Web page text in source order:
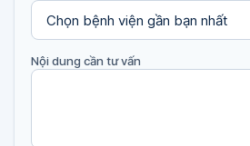
Nội dung cần tư vấn